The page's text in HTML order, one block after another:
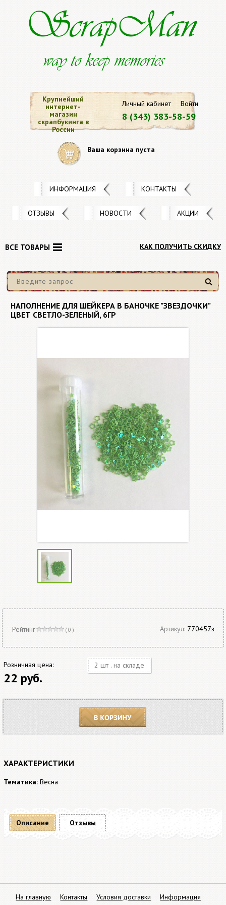
Личный кабинет Войти
8 (343) 383-58-59
Крупнейший
интернет-
магазин
скрапбукинга в
России
Ваша корзина пуста
ИНФОРМАЦИЯ КОНТАКТЫ
ОТЗЫВЫ НОВОСТИ АКЦИИ
КАК ПОЛУЧИТЬ СКИДКУ
Найти
ВСЕ ТОВАРЫ
НАПОЛНЕНИЕ ДЛЯ ШЕЙКЕРА В БАНОЧКЕ "ЗВЕЗДОЧКИ"
ЦВЕТ СВЕТЛО-ЗЕЛЕНЫЙ, 6ГР
Рейтинг ( 0 ) Артикул: 770457з
Розничная цена:
22 руб.
2 шт . на складе
В корзину
ХАРАКТЕРИСТИКИ
Тематика: Весна
Описание Отзывы
На главную Контакты Условия доставки
Информация